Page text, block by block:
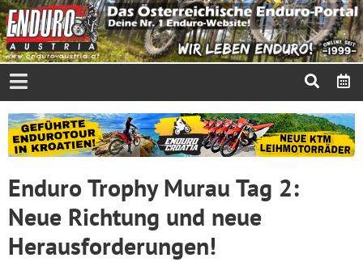
Enduro Trophy Murau Tag 2:
Neue Richtung und neue
Herausforderungen!